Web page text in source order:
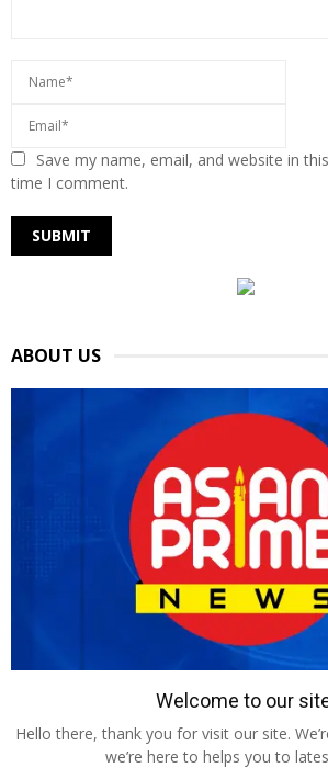
Save my name, email, and website in
time I comment.
ABOUT US
Welcome to our
Hello there, thank you for visit our site.
we’re here to helps you to